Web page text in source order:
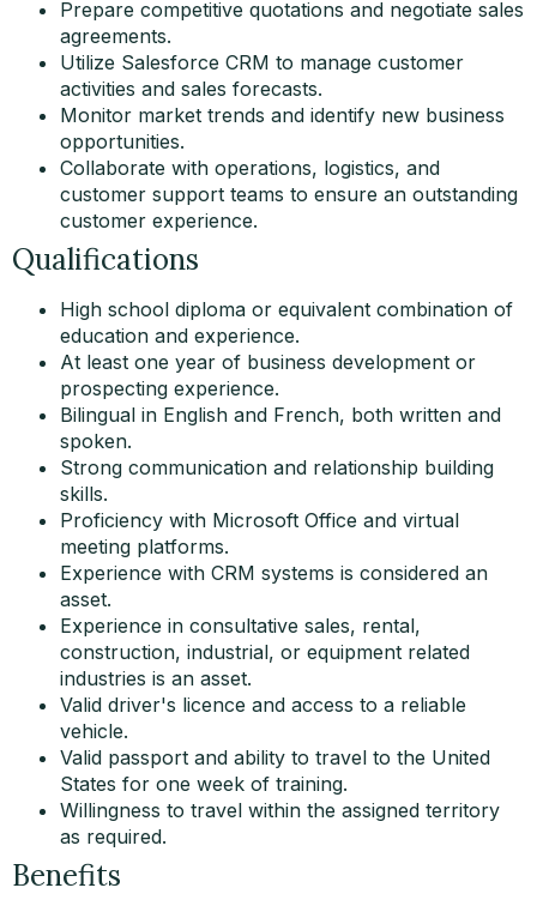
Prepare competitive quotations and negotiate sales
agreements.
Utilize Salesforce CRM to manage customer
activities and sales forecasts.
Monitor market trends and identify new business
opportunities.
Collaborate with operations, logistics, and
customer support teams to ensure an outstanding
customer experience.
Qualifications
High school diploma or equivalent combination of
education and experience.
At least one year of business development or
prospecting experience.
Bilingual in English and French, both written and
spoken.
Strong communication and relationship building
skills.
Proficiency with Microsoft Office and virtual
meeting platforms.
Experience with CRM systems is considered an
asset.
Experience in consultative sales, rental,
construction, industrial, or equipment related
industries is an asset.
Valid driver's licence and access to a reliable
vehicle.
Valid passport and ability to travel to the United
States for one week of training.
Willingness to travel within the assigned territory
as required.
Benefits